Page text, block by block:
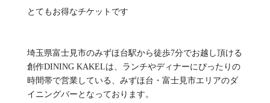
とてもお得なチケットです
埼玉県富士見市のみずほ台駅から徒歩7分でお越し頂ける
創作DINING KAKELは、ランチやディナーにぴったりの
時間帯で営業している、みずほ台・富士見市エリアのダ
イニングバーとなっております。